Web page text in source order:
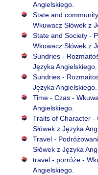
Angielskiego.
State and
Wkuwacz Słówek z
State and Society -
Wkuwacz Słówek z
Sundries -
Języka Angielskiego.
Sundries -
Języka Angielskiego.
Time - Czas -
Angielskiego.
Traits of Character -
Słówek z Języka
Travel -
Słówek z Języka
travel - porróże -
Angielskiego.